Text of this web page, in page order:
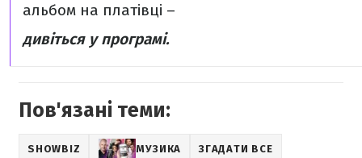
альбом на платівці –
дивіться у програмі.
Пов'язані теми:
SHOWBIZ МУЗИКА ЗГАДАТИ ВСЕ